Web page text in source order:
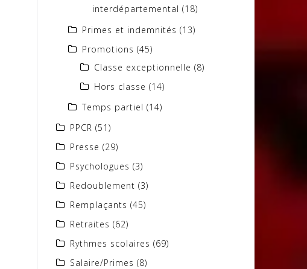
interdépartemental (18)
Primes et indemnités (13)
Promotions (45)
Classe exceptionnelle (8)
Hors classe (14)
Temps partiel (14)
PPCR (51)
Presse (29)
Psychologues (3)
Redoublement (3)
Remplaçants (45)
Retraites (62)
Rythmes scolaires (69)
Salaire/Primes (8)